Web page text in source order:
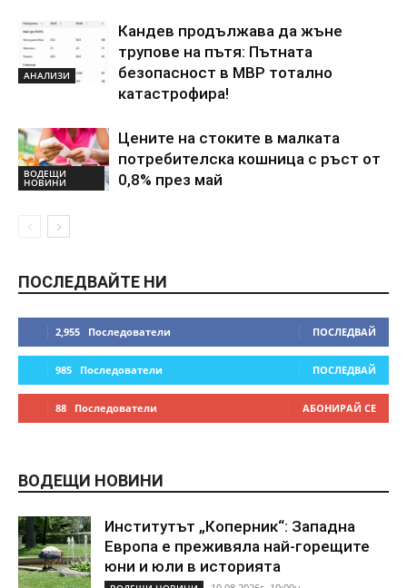
АНАЛИЗИ
Кандев продължава да жъне
трупове на пътя: Пътната
безопасност в МВР тотално
катастрофира!
ВОДЕЩИ
НОВИНИ
Цените на стоките в малката
потребителска кошница с ръст от
0,8% през май
ПОСЛЕДВАЙТЕ НИ
2,955 Последователи ПОСЛЕДВАЙ
985 Последователи ПОСЛЕДВАЙ
88 Последователи АБОНИРАЙ СЕ
ВОДЕЩИ НОВИНИ
Институтът „Коперник“: Западна
Европа е преживяла най-горещите
юни и юли в историята